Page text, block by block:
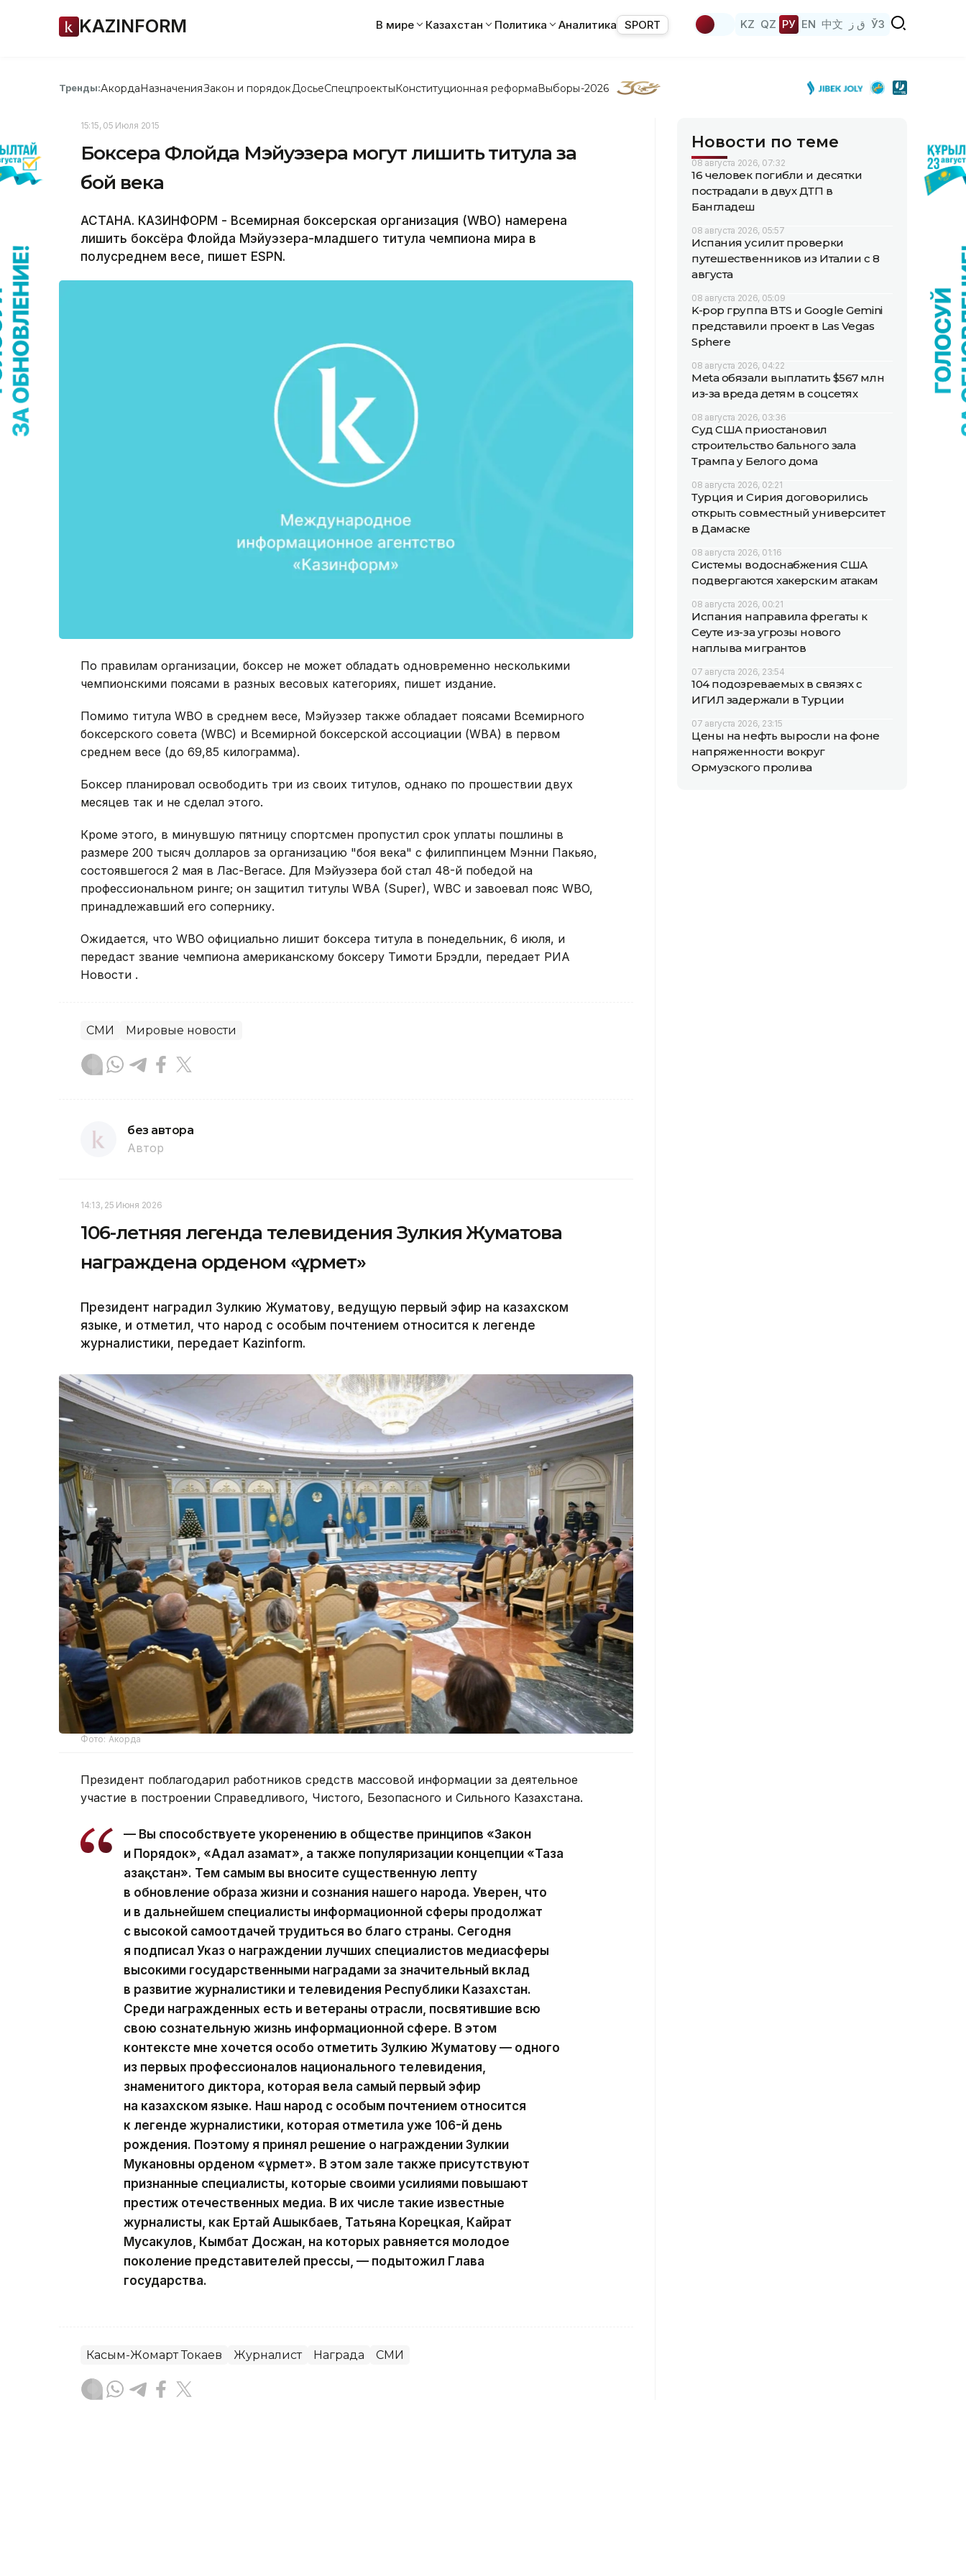
KAZINFORM В мире Казахстан Политика Аналитика SPORT KZ QZ РУ EN 中文 ق ز ЎЗ
Тренды:АкордаНазначенияЗакон и порядок ДосьеСпецпроектыКонституционная реформаВыборы-2026
15:15, 05 Июля 2015
Боксера Флойда Мэйуэзера могут лишить титула за
бой века
АСТАНА. КАЗИНФОРМ - Всемирная боксерская организация (WBO) намерена
лишить боксёра Флойда Мэйуэзера-младшего титула чемпиона мира в
полусреднем весе, пишет ESPN.
По правилам организации, боксер не может обладать одновременно несколькими
чемпионскими поясами в разных весовых категориях, пишет издание.
Помимо титула WBO в среднем весе, Мэйуэзер также обладает поясами Всемирного
боксерского совета (WBC) и Всемирной боксерской ассоциации (WBA) в первом
среднем весе (до 69,85 килограмма).
Боксер планировал освободить три из своих титулов, однако по прошествии двух
месяцев так и не сделал этого.
Кроме этого, в минувшую пятницу спортсмен пропустил срок уплаты пошлины в
размере 200 тысяч долларов за организацию "боя века" с филиппинцем Мэнни Пакьяо,
состоявшегося 2 мая в Лас-Вегасе. Для Мэйуэзера бой стал 48-й победой на
профессиональном ринге; он защитил титулы WBA (Super), WBC и завоевал пояс WBO,
принадлежавший его сопернику.
Ожидается, что WBO официально лишит боксера титула в понедельник, 6 июля, и
передаст звание чемпиона американскому боксеру Тимоти Брэдли, передает РИА
Новости .
СМИ Мировые новости
без автора
Автор
14:13, 25 Июня 2026
106-летняя легенда телевидения Зулкия Жуматова
награждена орденом «Құрмет»
Президент наградил Зулкию Жуматову, ведущую первый эфир на казахском
языке, и отметил, что народ с особым почтением относится к легенде
журналистики, передает Kazinform.
Фото: Акорда
Президент поблагодарил работников средств массовой информации за деятельное
участие в построении Справедливого, Чистого, Безопасного и Сильного Казахстана.
— Вы способствуете укоренению в обществе принципов «Закон
и Порядок», «Адал азамат», а также популяризации концепции «Таза
Қазақстан». Тем самым вы вносите существенную лепту
в обновление образа жизни и сознания нашего народа. Уверен, что
и в дальнейшем специалисты информационной сферы продолжат
с высокой самоотдачей трудиться во благо страны. Сегодня
я подписал Указ о награждении лучших специалистов медиасферы
высокими государственными наградами за значительный вклад
в развитие журналистики и телевидения Республики Казахстан.
Среди награжденных есть и ветераны отрасли, посвятившие всю
свою сознательную жизнь информационной сфере. В этом
контексте мне хочется особо отметить Зулкию Жуматову — одного
из первых профессионалов национального телевидения,
знаменитого диктора, которая вела самый первый эфир
на казахском языке. Наш народ с особым почтением относится
к легенде журналистики, которая отметила уже 106-й день
рождения. Поэтому я принял решение о награждении Зулкии
Мукановны орденом «Құрмет». В этом зале также присутствуют
признанные специалисты, которые своими усилиями повышают
престиж отечественных медиа. В их числе такие известные
журналисты, как Ертай Ашыкбаев, Татьяна Корецкая, Кайрат
Мусакулов, Кымбат Досжан, на которых равняется молодое
поколение представителей прессы, — подытожил Глава
государства.
Касым-Жомарт Токаев Журналист Награда СМИ
Новости по теме
08 августа 2026, 07:32
16 человек погибли и десятки
пострадали в двух ДТП в
Бангладеш
08 августа 2026, 05:57
Испания усилит проверки
путешественников из Италии с 8
августа
08 августа 2026, 05:09
K-pop группа BTS и Google Gemini
представили проект в Las Vegas
Sphere
08 августа 2026, 04:22
Meta обязали выплатить $567 млн
из-за вреда детям в соцсетях
08 августа 2026, 03:36
Суд США приостановил
строительство бального зала
Трампа у Белого дома
08 августа 2026, 02:21
Турция и Сирия договорились
открыть совместный университет
в Дамаске
08 августа 2026, 01:16
Системы водоснабжения США
подвергаются хакерским атакам
08 августа 2026, 00:21
Испания направила фрегаты к
Сеуте из-за угрозы нового
наплыва мигрантов
07 августа 2026, 23:54
104 подозреваемых в связях с
ИГИЛ задержали в Турции
07 августа 2026, 23:15
Цены на нефть выросли на фоне
напряженности вокруг
Ормузского пролива